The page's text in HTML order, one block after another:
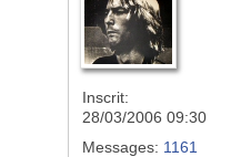
Inscrit:
28/03/2006 09:30
Messages: 1161